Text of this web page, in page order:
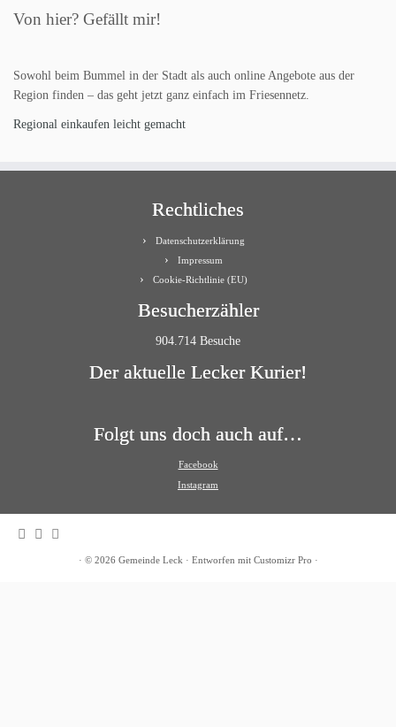
Von hier? Gefällt mir!
Sowohl beim Bummel in der Stadt als auch online Angebote aus der
Region finden – das geht jetzt ganz einfach im Friesennetz.
Regional einkaufen leicht gemacht
Rechtliches
Datenschutzerklärung
Impressum
Cookie-Richtlinie (EU)
Besucherzähler
904.714 Besuche
Der aktuelle Lecker Kurier!
Folgt uns doch auch auf…
Facebook
Instagram
· © 2026 Gemeinde Leck · Entworfen mit Customizr Pro ·